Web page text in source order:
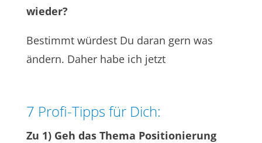
wieder?
Bestimmt würdest Du daran gern was
ändern. Daher habe ich jetzt
7 Profi-Tipps für Dich:
Zu 1) Geh das Thema Positionierung